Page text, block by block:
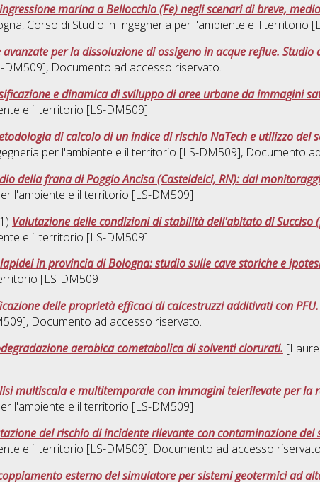
marina a Bellocchio (Fe) negli scenari di breve,
Corso di Studio in Ingegneria per l'ambiente e il territorio
avanzate per la dissoluzione di ossigeno in acque reflue.
DM509], Documento ad accesso riservato.
e dinamica di sviluppo di aree urbane da immagini
e il territorio [LS-DM509]
di calcolo di un indice di rischio NaTech e utilizzo del
per l'ambiente e il territorio [LS-DM509], Documento
della frana di Poggio Ancisa (Casteldelci, RN): dal
l'ambiente e il territorio [LS-DM509]
Valutazione delle condizioni di stabilità dell'abitato di Succiso
e il territorio [LS-DM509]
in provincia di Bologna: studio sulle cave storiche e
[LS-DM509]
delle proprietà efficaci di calcestruzzi additivati con PFU.
, Documento ad accesso riservato.
aerobica cometabolica di solventi clorurati.
multiscala e multitemporale con immagini telerilevate per la
l'ambiente e il territorio [LS-DM509]
del rischio di incidente rilevante con contaminazione
e il territorio [LS-DM509], Documento ad accesso
esterno del simulatore per sistemi geotermici ad